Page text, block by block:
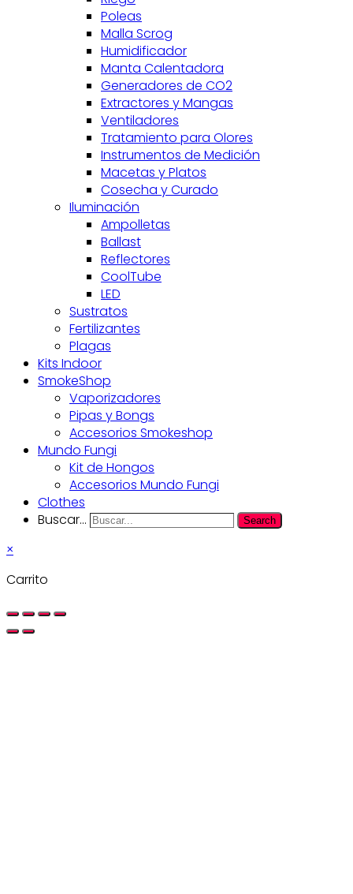
Poleas
Malla Scrog
Humidificador
Manta Calentadora
Generadores de CO2
Extractores y Mangas
Ventiladores
Tratamiento para Olores
Instrumentos de Medición
Macetas y Platos
Cosecha y Curado
Iluminación
Ampolletas
Ballast
Reflectores
CoolTube
LED
Sustratos
Fertilizantes
Plagas
Kits Indoor
SmokeShop
Vaporizadores
Pipas y Bongs
Accesorios Smokeshop
Mundo Fungi
Kit de Hongos
Accesorios Mundo Fungi
Clothes
Buscar...
Search
×
Carrito